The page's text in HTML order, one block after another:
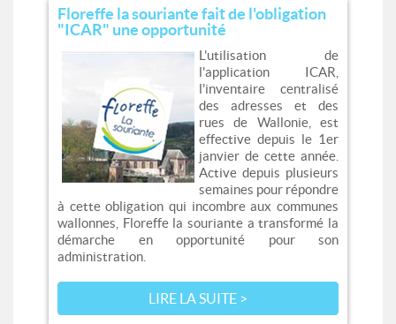
Floreffe la souriante fait de l'obligation
"ICAR" une opportunité
L'utilisation de
l'application ICAR,
l'inventaire centralisé
des adresses et des
rues de Wallonie, est
effective depuis le 1er
janvier de cette année.
Active depuis plusieurs
semaines pour répondre
à cette obligation qui incombre aux communes
wallonnes, Floreffe la souriante a transformé la
démarche en opportunité pour son
administration.
LIRE LA SUITE >